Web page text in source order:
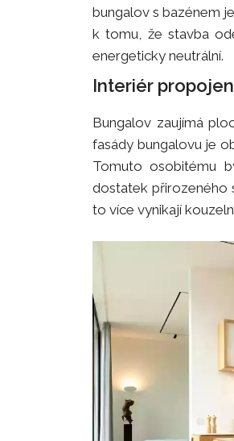
bungalov s bazénem
k tomu, že stavba
energeticky neutrální.
Interiér
Bungalov zaujímá
fasády bungalovu je
Tomuto osobitému
dostatek přirozeného
to více vynikají